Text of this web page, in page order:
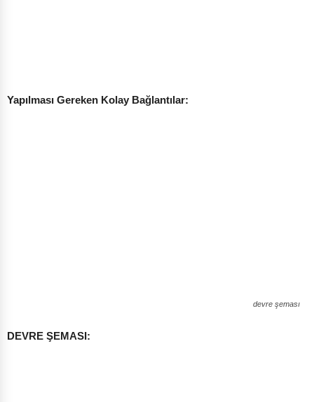
Yapılması Gereken Kolay Bağlantılar:
devre şeması
DEVRE ŞEMASI: